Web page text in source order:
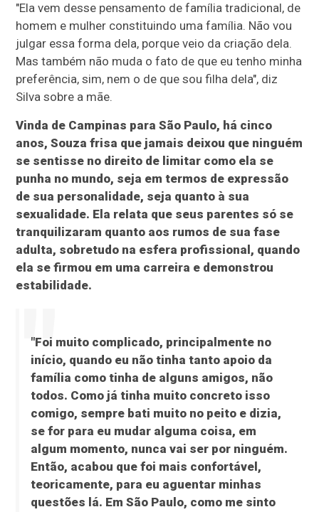
"Ela vem desse pensamento de família tradicional, de
homem e mulher constituindo uma família. Não vou
julgar essa forma dela, porque veio da criação dela.
Mas também não muda o fato de que eu tenho minha
preferência, sim, nem o de que sou filha dela", diz
Silva sobre a mãe.
Vinda de Campinas para São Paulo, há cinco
anos, Souza frisa que jamais deixou que ninguém
se sentisse no direito de limitar como ela se
punha no mundo, seja em termos de expressão
de sua personalidade, seja quanto à sua
sexualidade. Ela relata que seus parentes só se
tranquilizaram quanto aos rumos de sua fase
adulta, sobretudo na esfera profissional, quando
ela se firmou em uma carreira e demonstrou
estabilidade.
"Foi muito complicado, principalmente no
início, quando eu não tinha tanto apoio da
família como tinha de alguns amigos, não
todos. Como já tinha muito concreto isso
comigo, sempre bati muito no peito e dizia,
se for para eu mudar alguma coisa, em
algum momento, nunca vai ser por ninguém.
Então, acabou que foi mais confortável,
teoricamente, para eu aguentar minhas
questões lá. Em São Paulo, como me sinto